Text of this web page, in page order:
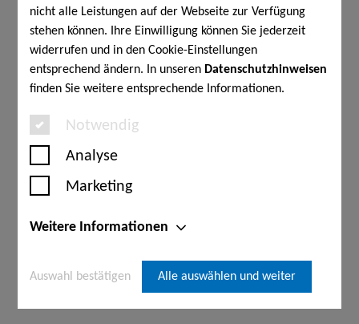
nicht alle Leistungen auf der Webseite zur Verfügung
stehen können. Ihre Einwilligung können Sie jederzeit
widerrufen und in den Cookie-Einstellungen
entsprechend ändern. In unseren Datenschutzhinweisen
finden Sie weitere entsprechende Informationen.
Notwendig
Analyse
Marketing
Weitere Informationen
Auswahl bestätigen Alle auswählen und weiter